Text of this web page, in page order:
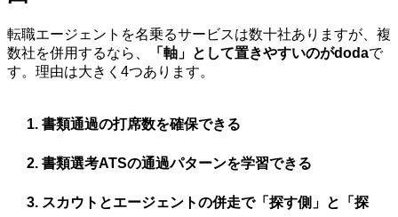
転職エージェントを名乗るサービスは数十社ありますが、複
数社を併用するなら、
「軸」として置きやすいのがdodaで
す。理由は大きく4つあります。
書類通過の打席数を確保できる
書類選考ATSの通過パターンを学習できる
スカウトとエージェントの併走で「探す側」と「探